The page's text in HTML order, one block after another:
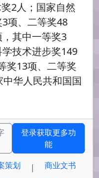
2人；国家自然
项、二等奖48
其中一等奖3
技术进步奖149
奖13项、二等奖
华人民共和国国
登录获取更多功
能
策划 |
商业文书